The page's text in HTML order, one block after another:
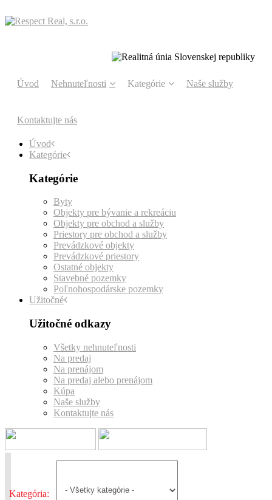
Úvod Nehnuteľnosti Kategórie Naše služby
Kontaktujte nás
Úvod
Kategórie
Kategórie
Byty
Objekty pre bývanie a rekreáciu
Objekty pre obchod a služby
Priestory pre obchod a služby
Prevádzkové objekty
Prevádzkové priestory
Ostatné objekty
Stavebné pozemky
Poľnohospodárske pozemky
Užitočné
Užitočné odkazy
Všetky nehnuteľnosti
Na predaj
Na prenájom
Na predaj alebo prenájom
Kúpa
Naše služby
Kontaktujte nás
Kategória: